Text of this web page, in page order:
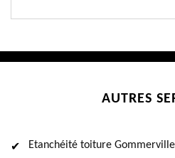
AUTRES
Etanchéité toiture Gommerville